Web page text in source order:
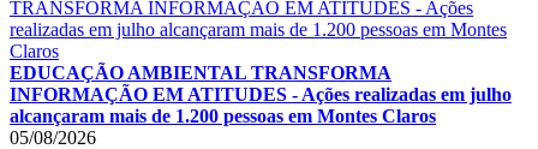
EDUCAÇÃO AMBIENTAL TRANSFORMA
INFORMAÇÃO EM ATITUDES - Ações realizadas em julho
alcançaram mais de 1.200 pessoas em Montes Claros
05/08/2026